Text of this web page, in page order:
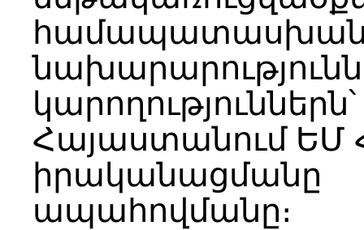
Հայաստանում ԵՄ
ապահովմանը։